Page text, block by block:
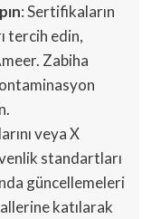
: Sertifikaların
tercih edin,
Zabiha
veya X
standartları
güncellemeleri
katılarak